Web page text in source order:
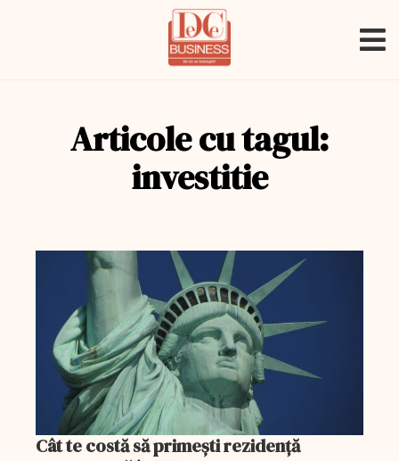
Articole cu tagul:
investitie
Cât te costă să primești rezidență